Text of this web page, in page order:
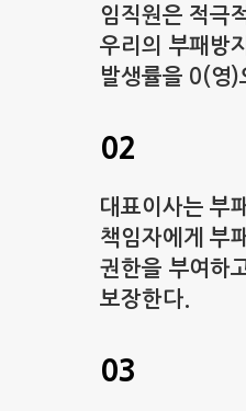
임직원은 적극
우리의 부패방
발생률을 0(영)
02
대표이사는 부
책임자에게 부
권한을 부여하
보장한다.
03